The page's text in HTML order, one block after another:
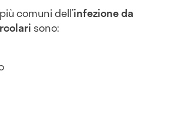
comuni dell’infezione da
sono: